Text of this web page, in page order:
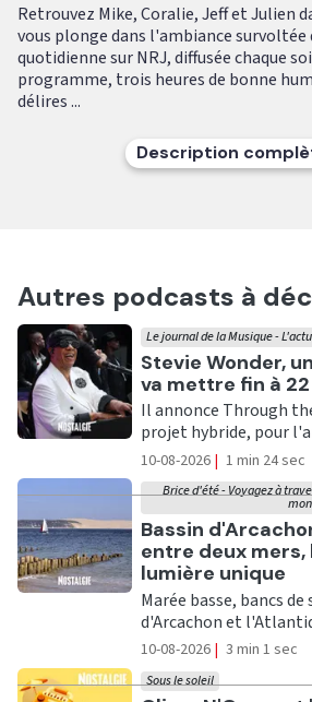
Retrouvez Mike, Coralie, Jeff et Julien
vous plonge dans l'ambiance survoltée
quotidienne sur NRJ, diffusée chaque
programme, trois heures de bonne
délires ...
Description
Autres podcasts à
Ecouter
Stevie Wonder,
va mettre fin à
Le journal de la Musique -
Il annonce Through
projet hybride, pour
10-08-2026 | 1 min 24 sec
Ecouter
Bassin
entre deux
lumière unique
Brice d'été - Voyagez à
Marée basse, bancs
d'Arcachon et
10-08-2026 | 3 min 1 sec
Sous le soleil